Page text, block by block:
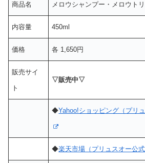
商品名 メロウシャンプー・メロウト
内容量 450ml
価格 各 1,650円
販売サイ
ト
▽販売中▽
◆Yahoo!ショッピング（プリ
◆楽天市場（プリュスオー公式